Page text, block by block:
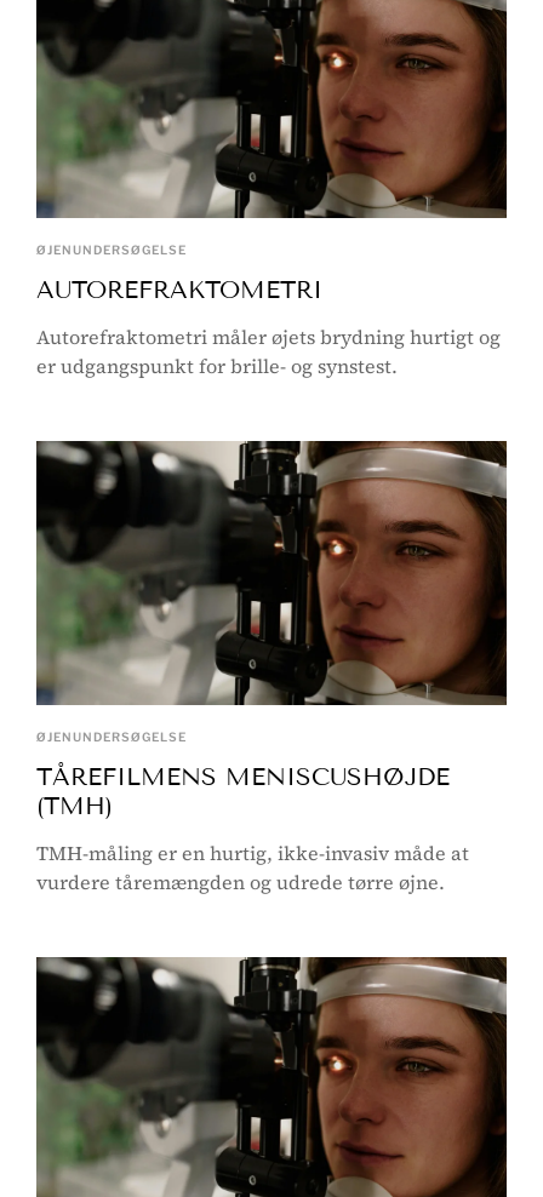
ØJENUNDERSØGELSE
AUTOREFRAKTOMETRI
Autorefraktometri måler øjets brydning hurtigt og
er udgangspunkt for brille- og synstest.
ØJENUNDERSØGELSE
TÅREFILMENS MENISCUSHØJDE
(TMH)
TMH-måling er en hurtig, ikke-invasiv måde at
vurdere tåremængden og udrede tørre øjne.